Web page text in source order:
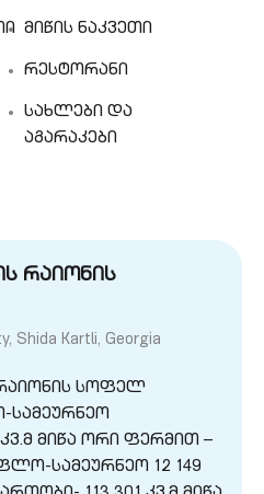
მიწის ნაკვეთი
რესტორანი
სახლები და
აგარაკები
რაიონის
Shida Kartli, Georgia